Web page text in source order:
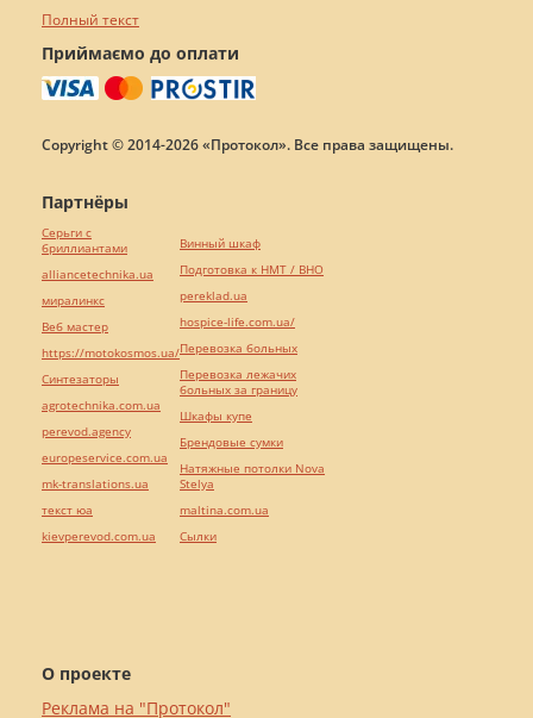
Полный текст
Приймаємо до оплати
Copyright © 2014-2026 «Протокол». Все права защищены.
О проекте
Реклама на "Протокол"
Партнёры
Серьги с
бриллиантами
alliancetechnika.ua
миралинкс
Веб мастер
https://motokosmos.ua/
Синтезаторы
agrotechnika.com.ua
perevod.agency
europeservice.com.ua
mk-translations.ua
текст юа
kievperevod.com.ua
Винный шкаф
Подготовка к НМТ / ВНО
pereklad.ua
hospice-life.com.ua/
Перевозка больных
Перевозка лежачих
больных за границу
Шкафы купе
Брендовые сумки
Натяжные потолки Nova
Stelya
maltina.com.ua
Cылки